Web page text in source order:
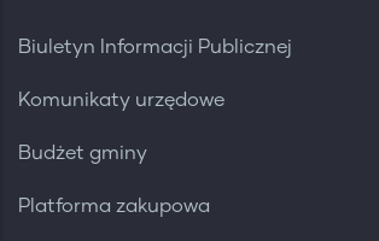
Biuletyn Informacji Publicznej
Komunikaty urzędowe
Budżet gminy
Platforma zakupowa